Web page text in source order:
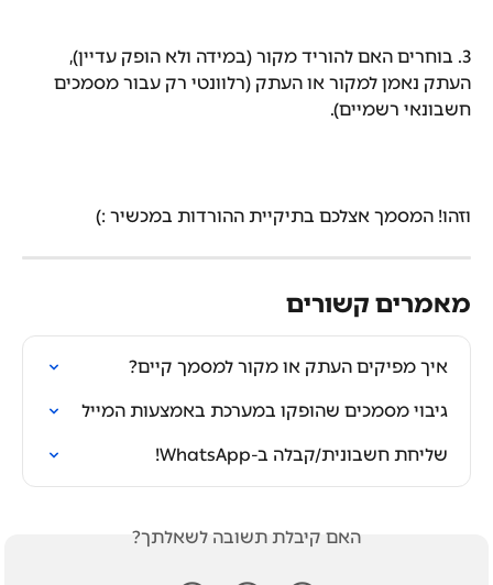
3. בוחרים האם להוריד מקור (במידה ולא הופק עדיין),
העתק נאמן למקור או העתק (רלוונטי רק עבור מסמכים
חשבונאי רשמיים).
וזהו! המסמך אצלכם בתיקיית ההורדות במכשיר :)
מאמרים קשורים
איך מפיקים העתק או מקור למסמך קיים?
גיבוי מסמכים שהופקו במערכת באמצעות המייל
שליחת חשבונית/קבלה ב-WhatsApp!
האם קיבלת תשובה לשאלתך?